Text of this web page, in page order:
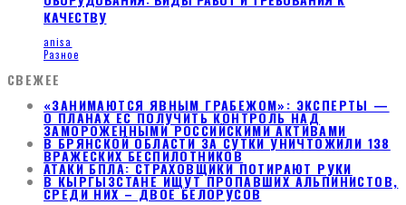
КАЧЕСТВУ
anisa
Разное
СВЕЖЕЕ
«ЗАНИМАЮТСЯ ЯВНЫМ ГРАБЕЖОМ»: ЭКСПЕРТЫ —
О ПЛАНАХ ЕС ПОЛУЧИТЬ КОНТРОЛЬ НАД
ЗАМОРОЖЕННЫМИ РОССИЙСКИМИ АКТИВАМИ
В БРЯНСКОЙ ОБЛАСТИ ЗА СУТКИ УНИЧТОЖИЛИ 138
ВРАЖЕСКИХ БЕСПИЛОТНИКОВ
АТАКИ БПЛА: СТРАХОВЩИКИ ПОТИРАЮТ РУКИ
В КЫРГЫЗСТАНЕ ИЩУТ ПРОПАВШИХ АЛЬПИНИСТОВ,
СРЕДИ НИХ – ДВОЕ БЕЛОРУСОВ